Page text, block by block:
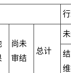
尚未
审结
总计